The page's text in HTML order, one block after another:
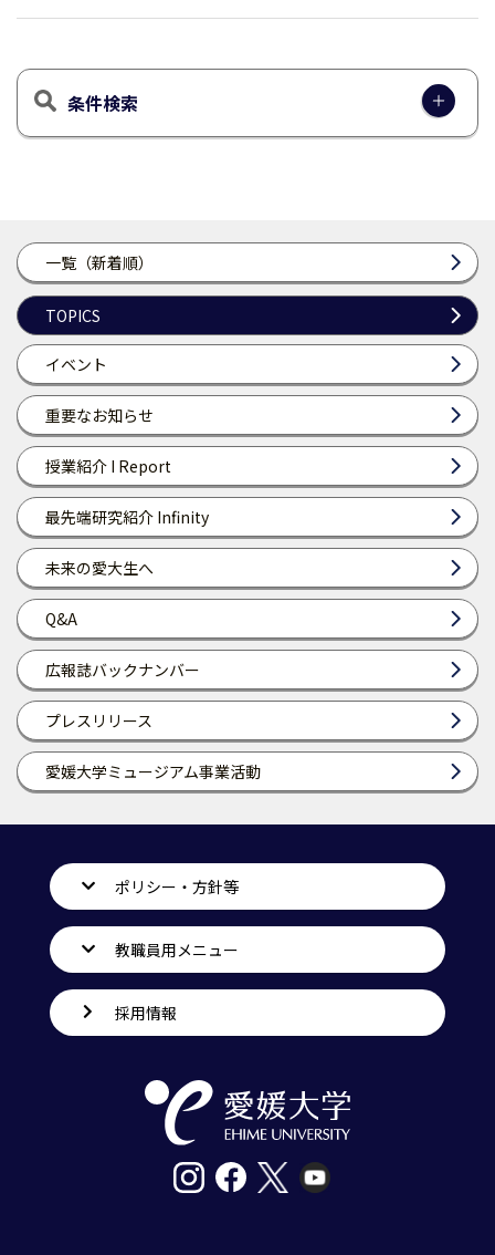
一覧（新着順）
TOPICS
イベント
重要なお知らせ
授業紹介 I Report
最先端研究紹介 Infinity
未来の愛大生へ
Q&A
広報誌バックナンバー
プレスリリース
愛媛大学ミュージアム事業活動
条件検索
ポリシー・方針等
教職員用メニュー
採用情報